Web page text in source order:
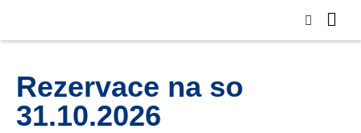
Rezervace na so
31.10.2026